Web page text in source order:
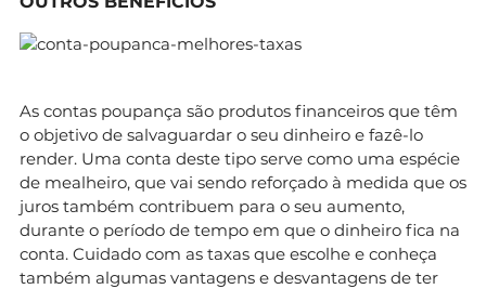
As contas poupança são produtos financeiros que têm
o objetivo de salvaguardar o seu dinheiro e fazê-lo
render. Uma conta deste tipo serve como uma espécie
de mealheiro, que vai sendo reforçado à medida que os
juros também contribuem para o seu aumento,
durante o período de tempo em que o dinheiro fica na
conta. Cuidado com as taxas que escolhe e conheça
também algumas vantagens e desvantagens de ter